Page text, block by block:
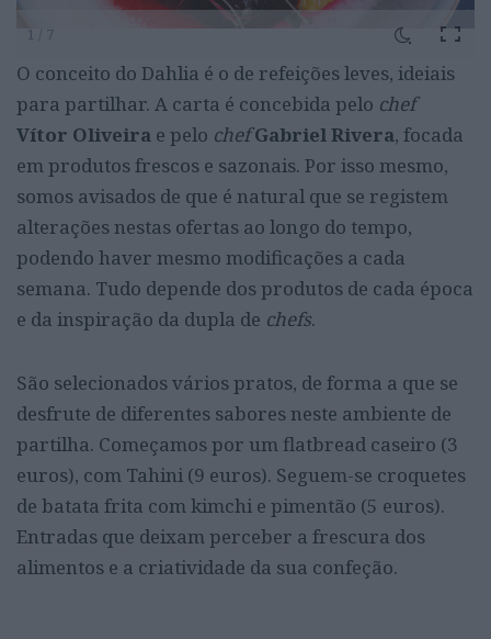
1 / 7
O conceito do Dahlia é o de refeições leves, ideiais
para partilhar. A carta é concebida pelo chef
Vítor Oliveira e pelo chef Gabriel Rivera, focada
em produtos frescos e sazonais. Por isso mesmo,
somos avisados de que é natural que se registem
alterações nestas ofertas ao longo do tempo,
podendo haver mesmo modificações a cada
semana. Tudo depende dos produtos de cada época
e da inspiração da dupla de chefs.
São selecionados vários pratos, de forma a que se
desfrute de diferentes sabores neste ambiente de
partilha. Começamos por um flatbread caseiro (3
euros), com Tahini (9 euros). Seguem-se croquetes
de batata frita com kimchi e pimentão (5 euros).
Entradas que deixam perceber a frescura dos
alimentos e a criatividade da sua confeção.